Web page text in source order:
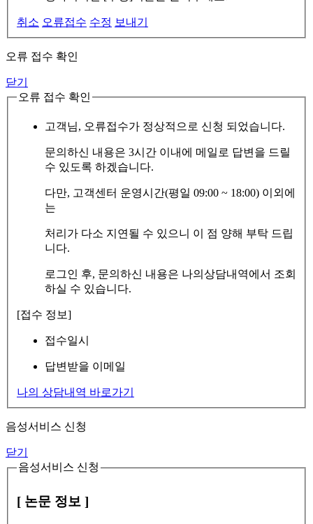
취소 오류접수 수정 보내기
오류 접수 확인
닫기
오류 접수 확인
고객님, 오류접수가 정상적으로 신청 되었습니다.
문의하신 내용은 3시간 이내에 메일로 답변을 드릴
수 있도록 하겠습니다.
다만, 고객센터 운영시간(평일 09:00 ~ 18:00) 이외에
는
처리가 다소 지연될 수 있으니 이 점 양해 부탁 드립
니다.
로그인 후, 문의하신 내용은 나의상담내역에서 조회
하실 수 있습니다.
[접수 정보]
접수일시
답변받을 이메일
나의 상담내역 바로가기
음성서비스 신청
닫기
음성서비스 신청
[ 논문 정보 ]